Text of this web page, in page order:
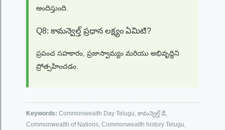
అందిస్తుంది.
Q8: కామన్వెల్త్ ప్రధాన లక్ష్యం ఏమిటి?
ప్రపంచ సహకారం, ప్రజాస్వామ్యం మరియు అభివృద్ధిని
ప్రోత్సహించడం.
Keywords: Commonwealth Day Telugu, కామన్వెల్త్ డే,
Commonwealth of Nations, Commonwealth history Telugu,